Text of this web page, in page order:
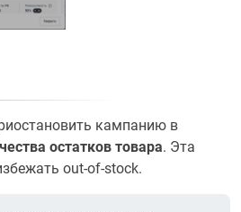
кампанию в
остатков товара. Эта
out-of-stock.